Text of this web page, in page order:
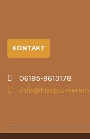
KONTAKT
06195-9613178
info@hospiz-